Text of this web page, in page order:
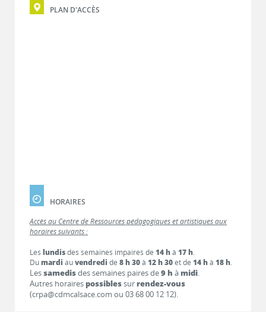
PLAN D'ACCÈS
HORAIRES
Accès au Centre de Ressources pédagogiques et artistiques aux
horaires suivants :
Les lundisdes semaines impaires de 14 hà 17 h.
Dumardi auvendredi de 8 h 30à 12 h 30et de 14 hà 18 h.
Lessamedisdes semaines paires de9 h à midi.
Autres horaires possiblessur rendez-vous
(crpa@cdmcalsace.com ou 03 68 00 12 12).